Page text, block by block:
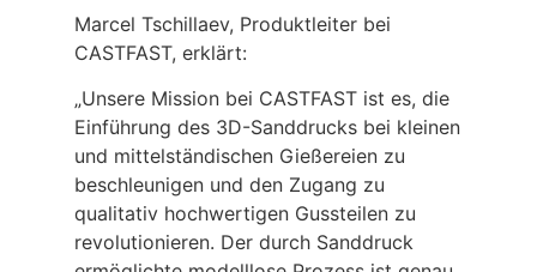
Marcel Tschillaev, Produktleiter bei
CASTFAST, erklärt:
„Unsere Mission bei CASTFAST ist es, die
Einführung des 3D-Sanddrucks bei kleinen
und mittelständischen Gießereien zu
beschleunigen und den Zugang zu
qualitativ hochwertigen Gussteilen zu
revolutionieren. Der durch Sanddruck